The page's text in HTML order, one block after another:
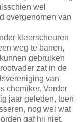
wel
overgenomen van
kleerscheuren
weg te banen,
gebruiken
zat in de
van
chemiker. Verder
jaar geleden, toen
nog wel wat
gaf hij niet.